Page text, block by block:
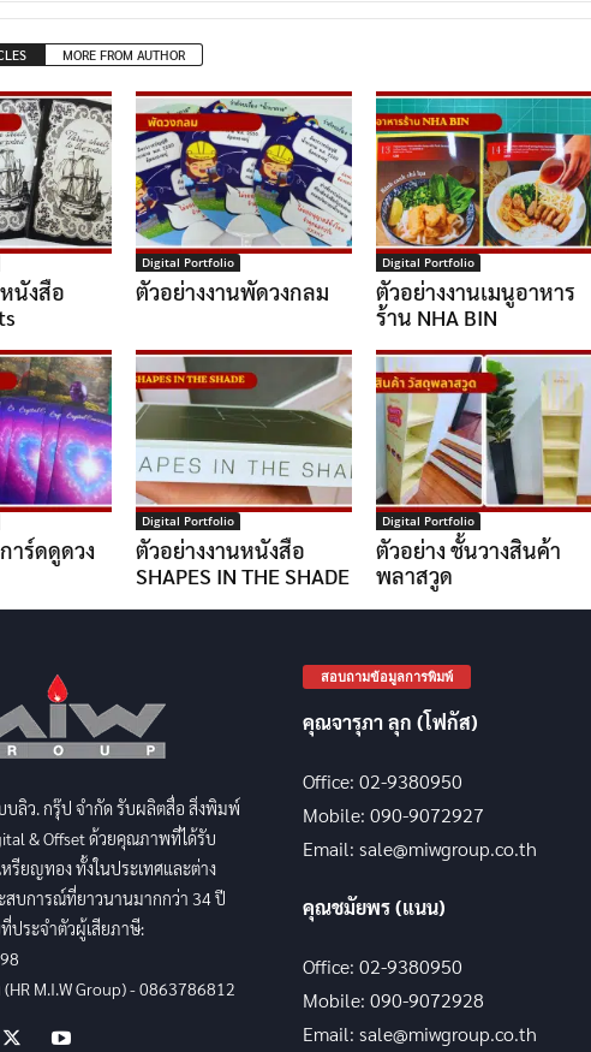
MORE FROM AUTHOR
นังสือ
Digital Portfolio
ตัวอย่างงานพัดวงกลม
Digital Portfolio
ตัวอย่างงานเมนูอาหาร
ร้าน NHA BIN
าร์ดดูดวง
Digital Portfolio
ตัวอย่างงานหนังสือ
SHAPES IN THE SHADE
Digital Portfolio
ตัวอย่าง ชั้นวางสินค้า
พลาสวูด
บลิว. กรุ๊ป จำกัด รับผลิตสื่อ สิ่งพิมพ์
& Offset ด้วยคุณภาพที่ได้รับ
รียญทอง ทั้งในประเทศและต่าง
สบการณ์ที่ยาวนานมากกว่า 34 ปี
ประจำตัวผู้เสียภาษี:
M.I.W Group) - 0863786812
สอบถามข้อมูลการพิมพ์
คุณจารุภา ลุก (โฟกัส)
Office: 02-9380950
Mobile: 090-9072927
Email: sale@miwgroup.co.th
คุณชมัยพร (แนน)
Office: 02-9380950
Mobile: 090-9072928
Email: sale@miwgroup.co.th